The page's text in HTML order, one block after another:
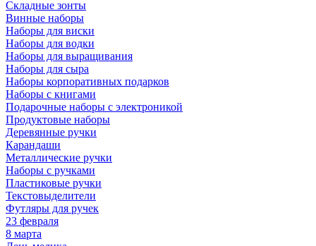
Складные зонты
Винные наборы
Наборы для виски
Наборы для водки
Наборы для выращивания
Наборы для сыра
Наборы корпоративных подарков
Наборы с книгами
Подарочные наборы с электроникой
Продуктовые наборы
Деревянные ручки
Карандаши
Металлические ручки
Наборы с ручками
Пластиковые ручки
Текстовыделители
Футляры для ручек
23 февраля
8 марта